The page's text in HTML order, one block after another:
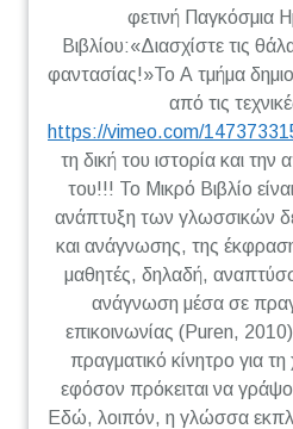
φετινή Παγκόσμια
Βιβλίου:«Διασχίστε τις
φαντασίας!»Το Α τμήμα
από τις
https://vimeo.com/
τη δική του ιστορία και
του!!! Το Μικρό Βιβλίο
ανάπτυξη των γλωσσικών
και ανάγνωσης, της
μαθητές, δηλαδή,
ανάγνωση μέσα σε
επικοινωνίας (Puren,
πραγματικό κίνητρο για
εφόσον πρόκειται να
Εδώ, λοιπόν, η γλώσσα